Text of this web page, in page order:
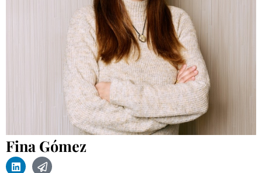
Fina Gómez